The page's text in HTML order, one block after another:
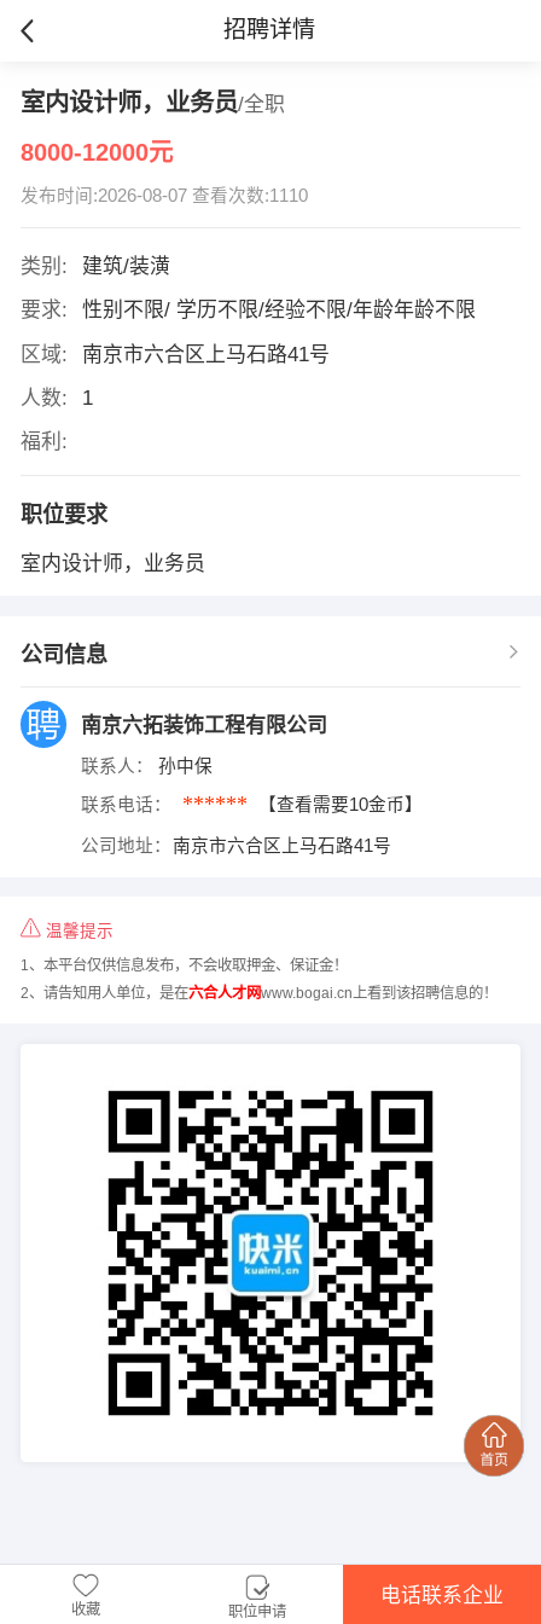
招聘详情
室内设计师，业务员/全职
8000-12000元
发布时间:2026-08-07 查看次数:1110
类别:
建筑/装潢
要求:
性别不限/ 学历不限/经验不限/年龄年龄不限
区域:
南京市六合区上马石路41号
人数:
1
福利:
职位要求
室内设计师，业务员
公司信息
南京六拓装饰工程有限公司
联系人： 孙中保
联系电话： ****** 【查看需要10金币】
公司地址： 南京市六合区上马石路41号
温馨提示
1、本平台仅供信息发布，不会收取押金、保证金！
2、请告知用人单位，是在六合人才网www.bogai.cn上看到该招聘信息的！
收藏 职位申请
电话联系企业